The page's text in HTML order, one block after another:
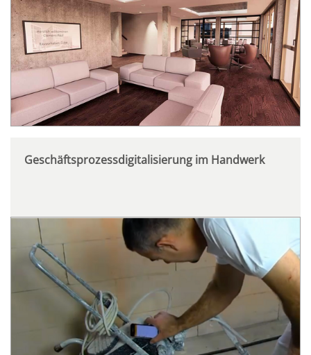
Geschäftsprozessdigitalisierung im Handwerk